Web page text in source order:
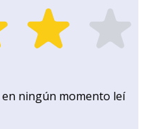
ningún momento leí